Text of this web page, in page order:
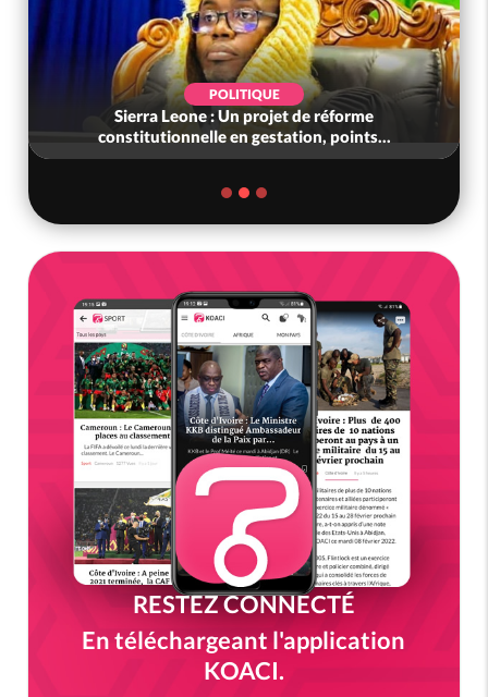
POLITIQUE
Sierra Leone : Un projet de réforme
constitutionnelle en gestation, points...
RESTEZ CONNECTÉ
En téléchargeant l'application
KOACI.